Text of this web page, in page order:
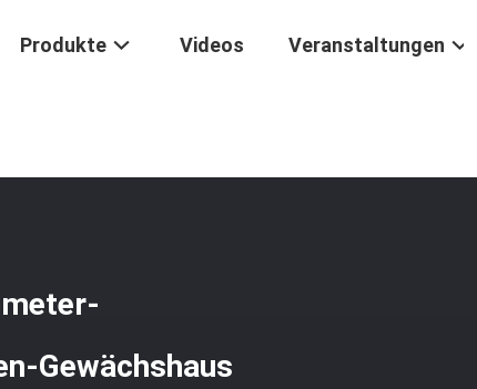
Produkte Videos Veranstaltungen
Gewächshaus